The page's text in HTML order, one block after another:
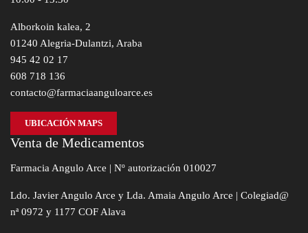
Alborkoin kalea, 2
01240 Alegria-Dulantzi, Araba
945 42 02 17
608 718 136
contacto@farmaciaanguloarce.es
UBICACIÓN MAPS
Venta de Medicamentos
Farmacia Angulo Arce | Nº autorización 010027
Ldo. Javier Angulo Arce y Lda. Amaia Angulo Arce | Colegiad@
nª 0972 y 1177 COF Alava